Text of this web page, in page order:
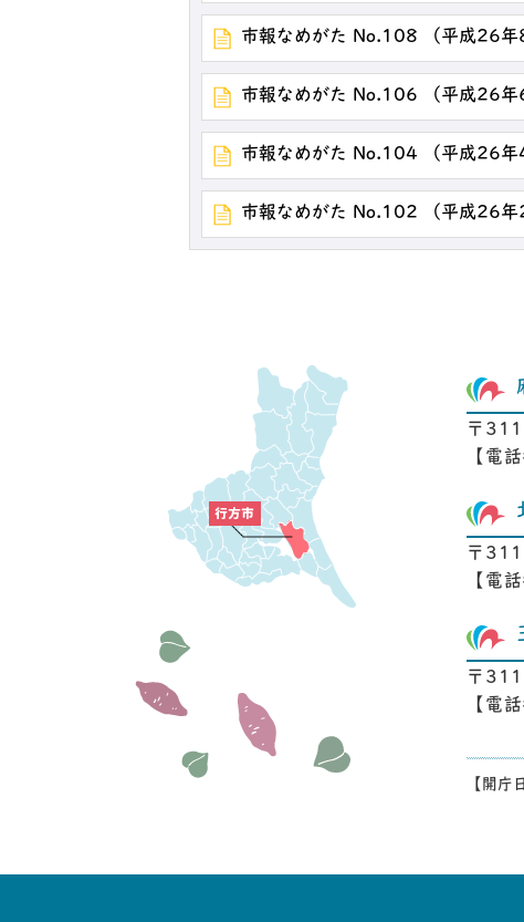
市報なめがた No.108 （平成26年
市報なめがた No.106 （平成26年
市報なめがた No.104 （平成26年
市報なめがた No.102 （平成26年
〒
【電
〒
【電
〒
【電
【開庁